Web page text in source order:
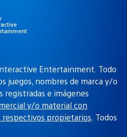
Entertainment. Todo
juegos, nombres de marca y/o
registradas e imágenes
y/o material con
respectivos propietarios. Todos